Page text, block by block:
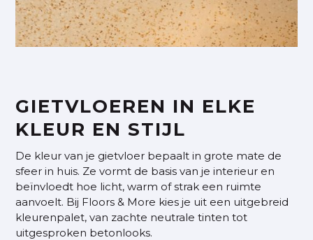
GIETVLOEREN IN ELKE
KLEUR EN STIJL
De kleur van je gietvloer bepaalt in grote mate de
sfeer in huis. Ze vormt de basis van je interieur en
beïnvloedt hoe licht, warm of strak een ruimte
aanvoelt. Bij Floors & More kies je uit een uitgebreid
kleurenpalet, van zachte neutrale tinten tot
uitgesproken betonlooks.